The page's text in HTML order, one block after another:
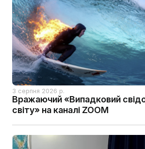
3 серпня 2026 р.
Вражаючий «Випадковий
світу» на каналі ZOOM